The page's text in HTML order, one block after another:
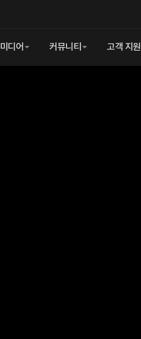
미디어 커뮤니티 고객 지원